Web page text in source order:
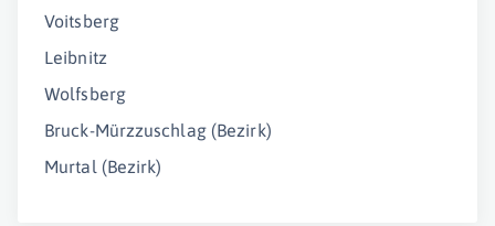
Voitsberg
Leibnitz
Wolfsberg
Bruck-Mürzzuschlag (Bezirk)
Murtal (Bezirk)